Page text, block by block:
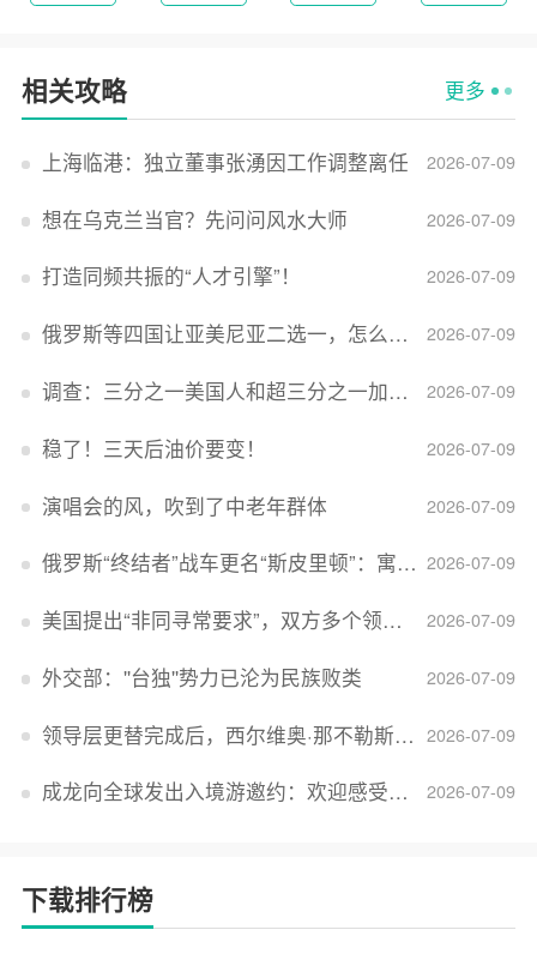
相关攻略 更多
2026-07-09
上海临港：独立董事张湧因工作调整离任
2026-07-09
想在乌克兰当官？先问问风水大师
2026-07-09
打造同频共振的“人才引擎”！
2026-07-09
俄罗斯等四国让亚美尼亚二选一，怎么回事？
2026-07-09
调查：三分之一美国人和超三分之一加拿大人感到经济压力
2026-07-09
稳了！三天后油价要变！
2026-07-09
演唱会的风，吹到了中老年群体
2026-07-09
俄罗斯“终结者”战车更名“斯皮里顿”：寓意强大可靠，彰显俄精神力量
2026-07-09
美国提出“非同寻常要求”，双方多个领域分歧依旧，印美贸易谈判进入“关键阶段”
2026-07-09
外交部：''台独''势力已沦为民族败类
2026-07-09
领导层更替完成后，西尔维奥·那不勒斯出任Lucid首席执行官
2026-07-09
成龙向全球发出入境游邀约：欢迎感受无滤镜的真实中国
下载排行榜